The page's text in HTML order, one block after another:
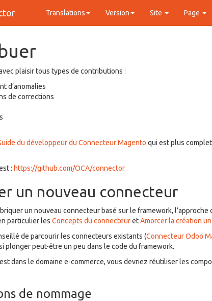
Translations Version Site Page
plaisir tous types de contributions :
d’anomalies
de corrections
du développeur du Connecteur Magento qui est plus
: https://github.com/OCA/connector
un nouveau connecteur
un nouveau connecteur basé sur le framework,
particulier les Concepts du connecteuretAmorcer la création
de parcourir les connecteurs existants (Connecteur Odoo
plonger peut-être un peu dans le code du framework.
dans le domaine e-commerce, vous devriez réutiliser les
de nommage